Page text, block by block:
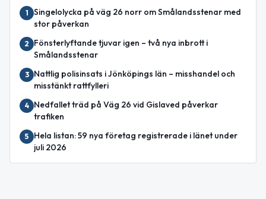
1
Singelolycka på väg 26 norr om Smålandsstenar med
stor påverkan
2
Fönsterlyftande tjuvar igen – två nya inbrott i
Smålandsstenar
3
Nattlig polisinsats i Jönköpings län – misshandel och
misstänkt rattfylleri
4
Nedfallet träd på Väg 26 vid Gislaved påverkar
trafiken
5
Hela listan: 59 nya företag registrerade i länet under
juli 2026